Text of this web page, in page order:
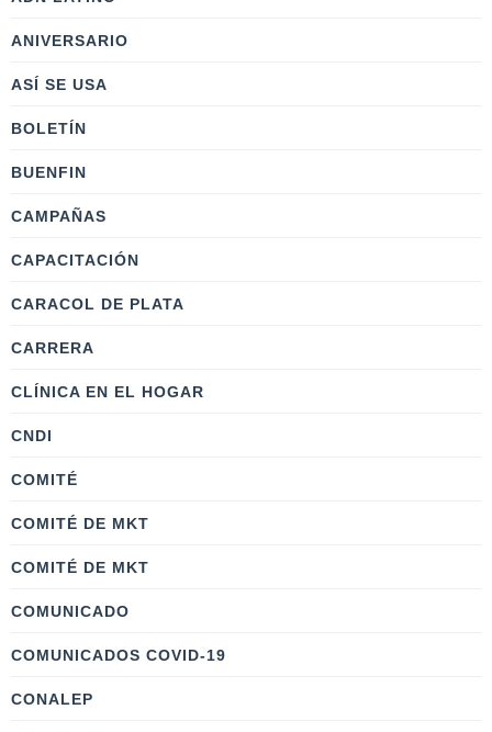
ANIVERSARIO
ASÍ SE USA
BOLETÍN
BUENFIN
CAMPAÑAS
CAPACITACIÓN
CARACOL DE PLATA
CARRERA
CLÍNICA EN EL HOGAR
CNDI
COMITÉ
COMITÉ DE MKT
COMITÉ DE MKT
COMUNICADO
COMUNICADOS COVID-19
CONALEP